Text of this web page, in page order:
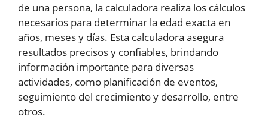
de una persona, la calculadora realiza los cálculos
necesarios para determinar la edad exacta en
años, meses y días. Esta calculadora asegura
resultados precisos y confiables, brindando
información importante para diversas
actividades, como planificación de eventos,
seguimiento del crecimiento y desarrollo, entre
otros.